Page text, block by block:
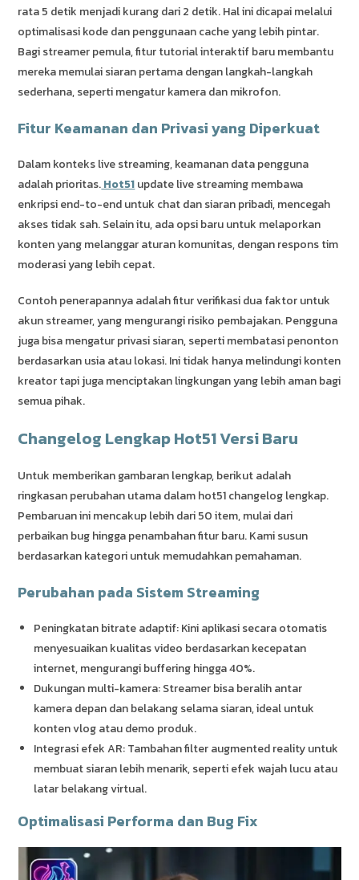
rata 5 detik menjadi kurang dari 2 detik. Hal ini dicapai melalui
optimalisasi kode dan penggunaan cache yang lebih pintar.
Bagi streamer pemula, fitur tutorial interaktif baru membantu
mereka memulai siaran pertama dengan langkah-langkah
sederhana, seperti mengatur kamera dan mikrofon.
Fitur Keamanan dan Privasi yang Diperkuat
Dalam konteks live streaming, keamanan data pengguna
adalah prioritas.Hot51update live streaming membawa
enkripsi end-to-end untuk chat dan siaran pribadi, mencegah
akses tidak sah. Selain itu, ada opsi baru untuk melaporkan
konten yang melanggar aturan komunitas, dengan respons tim
moderasi yang lebih cepat.
Contoh penerapannya adalah fitur verifikasi dua faktor untuk
akun streamer, yang mengurangi risiko pembajakan. Pengguna
juga bisa mengatur privasi siaran, seperti membatasi penonton
berdasarkan usia atau lokasi. Ini tidak hanya melindungi konten
kreator tapi juga menciptakan lingkungan yang lebih aman bagi
semua pihak.
Changelog Lengkap Hot51 Versi Baru
Untuk memberikan gambaran lengkap, berikut adalah
ringkasan perubahan utama dalam hot51 changelog lengkap.
Pembaruan ini mencakup lebih dari 50 item, mulai dari
perbaikan bug hingga penambahan fitur baru. Kami susun
berdasarkan kategori untuk memudahkan pemahaman.
Perubahan pada Sistem Streaming
Peningkatan bitrate adaptif: Kini aplikasi secara otomatis
menyesuaikan kualitas video berdasarkan kecepatan
internet, mengurangi buffering hingga 40%.
Dukungan multi-kamera: Streamer bisa beralih antar
kamera depan dan belakang selama siaran, ideal untuk
konten vlog atau demo produk.
Integrasi efek AR: Tambahan filter augmented reality untuk
membuat siaran lebih menarik, seperti efek wajah lucu atau
latar belakang virtual.
Optimalisasi Performa dan Bug Fix